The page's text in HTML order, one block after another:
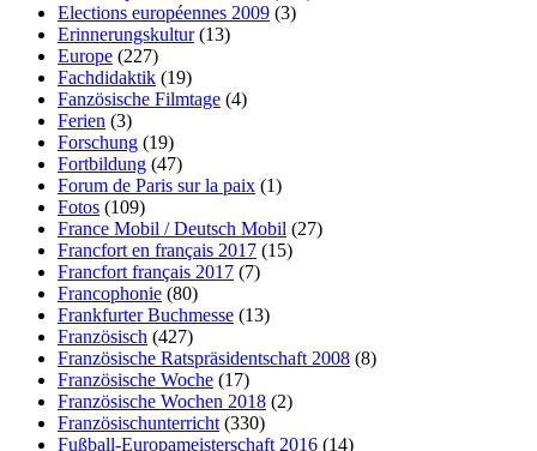
Elections européennes 2009 (3)
Erinnerungskultur(13)
Europe (227)
Fachdidaktik (19)
Fanzösische Filmtage (4)
Ferien (3)
Forschung (19)
Fortbildung (47)
Forum de Paris sur la paix (1)
Fotos (109)
France Mobil / Deutsch Mobil (27)
Francfort en français 2017 (15)
Francfort français 2017 (7)
Francophonie (80)
Frankfurter Buchmesse (13)
Französisch (427)
Französische Ratspräsidentschaft 2008 (8)
Französische Woche (17)
Französische Wochen 2018 (2)
Französischunterricht (330)
Fußball-Europameisterschaft 2016 (14)